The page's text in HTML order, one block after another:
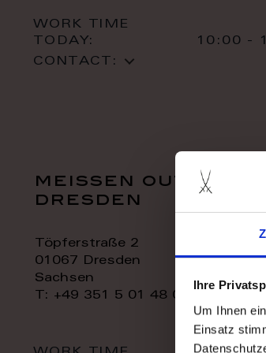
Ihre
Um Ihnen
Einsatz
WORK TIME
TODAY:
10:00 -
CONTACT:
meissen outlet
dresden
Töpferstraße 2
01067 Dresden
Sachsen
T: +49 351 5 01 48 06